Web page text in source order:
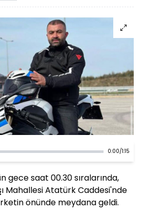
0:00/1:15
gece saat 00.30 sıralarında,
Mahallesi Atatürk Caddesi'nde
önünde meydana geldi.